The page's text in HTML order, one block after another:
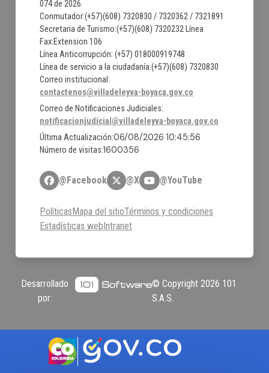
074 de 2026.
Conmutador:(+57)(608) 7320830 / 7320362 / 7321891
Secretaria de Turismo:(+57)(608) 7320232 Línea
Fax:Extension 106
Línea Anticorrupción: (+57) 018000919748
Línea de servicio a la ciudadanía:(+57)(608) 7320830
Correo institucional:
contactenos@villadeleyva-boyaca.gov.co
Correo de Notificaciones Judiciales:
notificacionjudicial@villadeleyva-boyaca.gov.co
Última Actualización:06/08/2026 10:45:56
Número de visitas:1600356
@Facebook @X @YouTube
PolíticasMapa del sitioTérminos y condiciones
Estadísticas webIntranet
Desarrollado
por:
© Copyright2026 101
S.A.S.